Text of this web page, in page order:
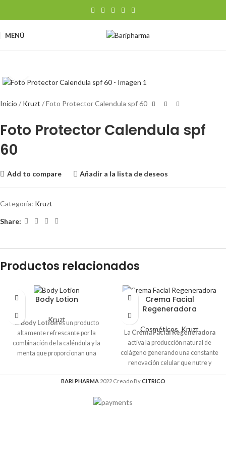
MENÚ
Inicio Kruzt Foto Protector Calendula spf 60
Foto Protector Calendula spf
60
Add to compare Añadir a la lista de deseos
Categoría: Kruzt
Share:
Productos relacionados
Body Lotion
Kruzt
El Body Lotiones un producto
altamente refrescante por la
combinación de la caléndula y la
menta que proporcionan una
bienestar y relajación. Ideal para
personas que practican ejercicio,
Crema Facial
Regeneradora
Cosméticos,Kruzt
La Crema Facial Regeneradora
activa la producción natural de
colágeno generando una constante
renovación celular que nutre y
balancea la humedad y la grasa
natural de la piel manteniendo un
Para uso diario en la mañana y en la
BARI PHARMA 2022 Creado ByCITRICO